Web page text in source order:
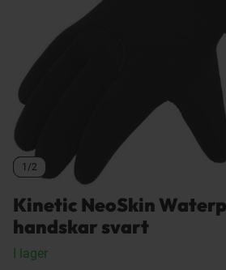
1/2
1/2
1/2
Kinetic NeoSkin
handskar svart
I lager